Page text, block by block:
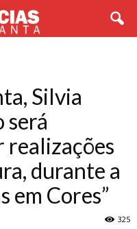
Silvia
será
realizações
durante a
em Cores”
325